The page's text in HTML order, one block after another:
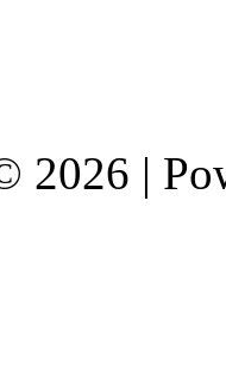
2026 |